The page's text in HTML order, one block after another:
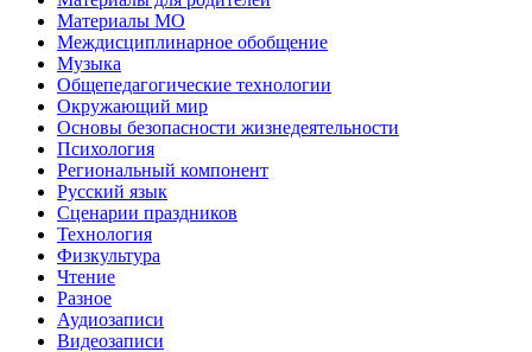
Материалы МО
Междисциплинарное обобщение
Музыка
Общепедагогические технологии
Окружающий мир
Основы безопасности жизнедеятельности
Психология
Региональный компонент
Русский язык
Сценарии праздников
Технология
Физкультура
Чтение
Разное
Аудиозаписи
Видеозаписи